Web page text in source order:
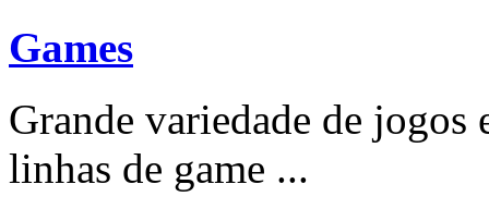
Games
Grande variedade de jogos
linhas de game ...